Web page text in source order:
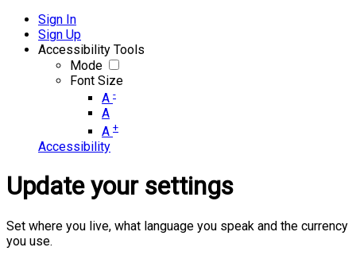
Sign In
Sign Up
Accessibility Tools
Mode
Font Size
A -
A
A +
Accessibility
Update your settings
Set where you live, what language you speak and the currency
you use.